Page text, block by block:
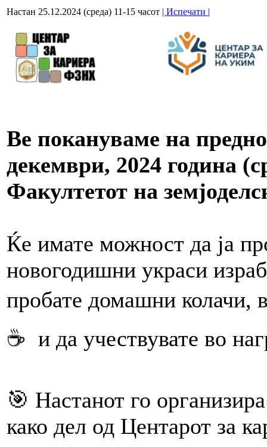
Настан 25.12.2024 (среда) 11-15 часот | Испечати |
Ве покануваме на
декември, 2024 година
Факултетот на
Ќе имате можност да ја
новогодишни украси
пробате домашни колачи,
☕️ и да учествувате во
🎯 Настанот го
како дел од Центарот за